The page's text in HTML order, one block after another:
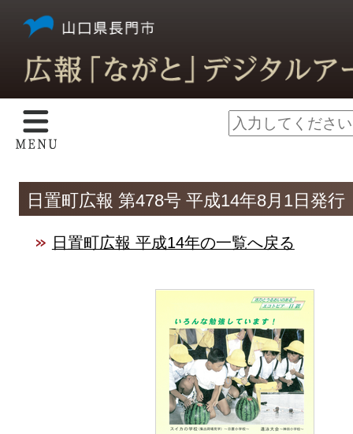
日置町広報 第478号 平成14年8月1日発行
日置町広報 平成14年の一覧へ戻る